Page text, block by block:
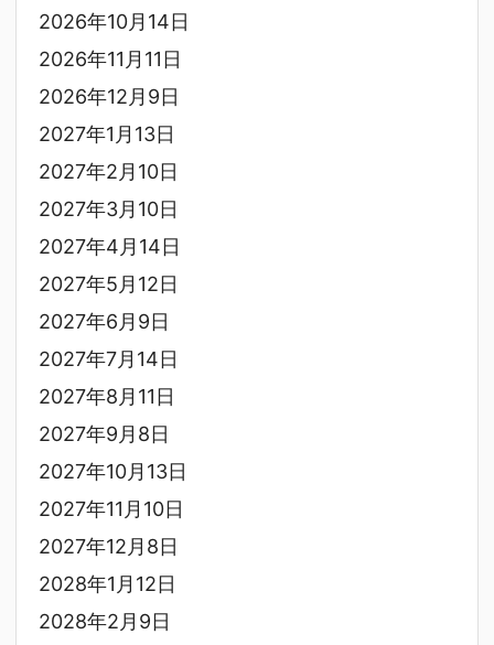
2026年10月14日
2026年11月11日
2026年12月9日
2027年1月13日
2027年2月10日
2027年3月10日
2027年4月14日
2027年5月12日
2027年6月9日
2027年7月14日
2027年8月11日
2027年9月8日
2027年10月13日
2027年11月10日
2027年12月8日
2028年1月12日
2028年2月9日